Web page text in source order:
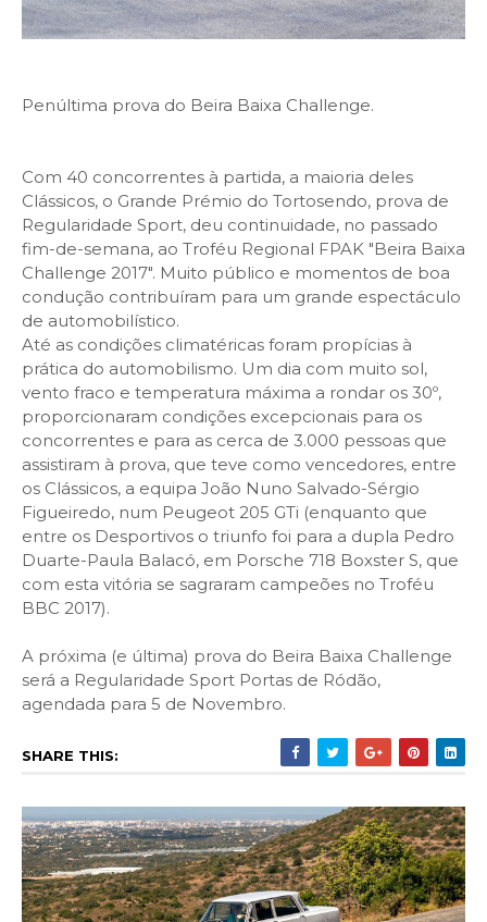
Penúltima prova do Beira Baixa Challenge.
Com 40 concorrentes à partida, a maioria deles
Clássicos, o Grande Prémio do Tortosendo, prova de
Regularidade Sport, deu continuidade, no passado
fim-de-semana, ao Troféu Regional FPAK "Beira Baixa
Challenge 2017". Muito público e momentos de boa
condução contribuíram para um grande espectáculo
de automobilístico.
Até as condições climatéricas foram propícias à
prática do automobilismo. Um dia com muito sol,
vento fraco e temperatura máxima a rondar os 30º,
proporcionaram condições excepcionais para os
concorrentes e para as cerca de 3.000 pessoas que
assistiram à prova, que teve como vencedores, entre
os Clássicos, a equipa João Nuno Salvado-Sérgio
Figueiredo, num Peugeot 205 GTi (enquanto que
entre os Desportivos o triunfo foi para a dupla Pedro
Duarte-Paula Balacó, em Porsche 718 Boxster S, que
com esta vitória se sagraram campeões no Troféu
BBC 2017).
A próxima (e última) prova do Beira Baixa Challenge
será a Regularidade Sport Portas de Ródão,
agendada para 5 de Novembro.
SHARE THIS: